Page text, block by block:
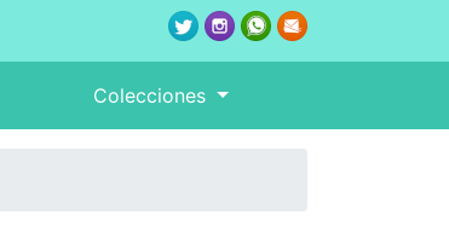
Colecciones